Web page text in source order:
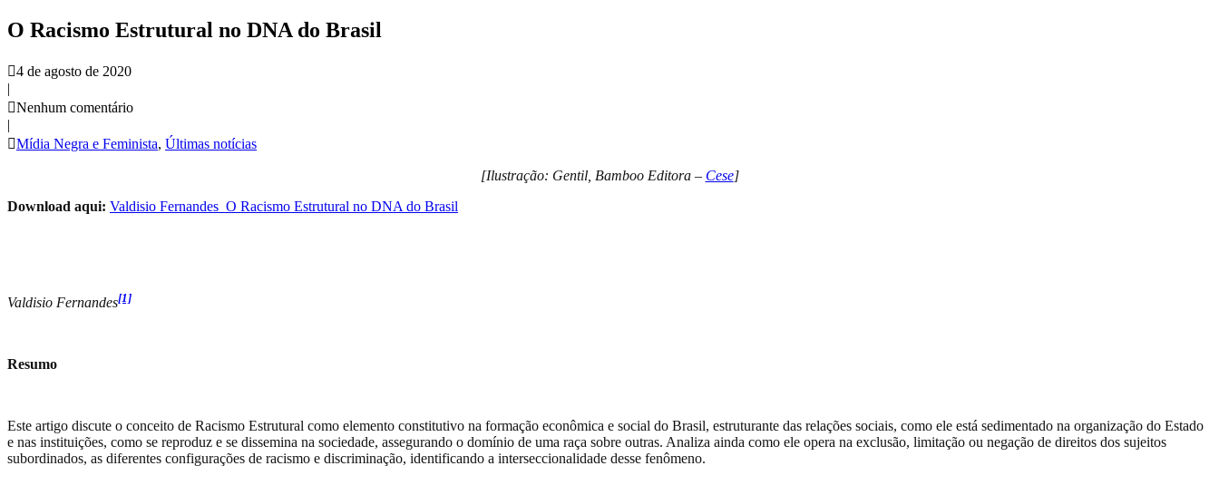
O Racismo Estrutural no DNA do Brasil
4 de agosto de 2020
|
Nenhum comentário
|
Mídia Negra e Feminista, Últimas notícias
[Ilustração: Gentil, Bamboo Editora – Cese]
Download aqui: Valdisio Fernandes_O Racismo Estrutural no DNA do Brasil
Valdisio Fernandes[1]
Resumo
Este artigo discute o conceito de Racismo Estrutural como elemento constitutivo na formação econômica e social do Brasil, estruturante das relações sociais, como ele está sedimentado na organização do Estado
e nas instituições, como se reproduz e se dissemina na sociedade, assegurando o domínio de uma raça sobre outras. Analiza ainda como ele opera na exclusão, limitação ou negação de direitos dos sujeitos
subordinados, as diferentes configurações de racismo e discriminação, identificando a interseccionalidade desse fenômeno.